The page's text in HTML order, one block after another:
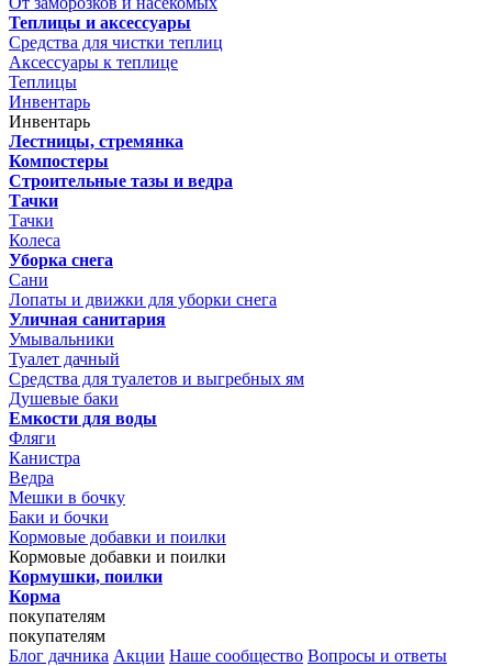
Теплицы и аксессуары
Средства для чистки теплиц
Аксессуары к теплице
Теплицы
Инвентарь
Инвентарь
Лестницы, стремянка
Компостеры
Строительные тазы и ведра
Тачки
Тачки
Колеса
Уборка снега
Сани
Лопаты и движки для уборки снега
Уличная санитария
Умывальники
Туалет дачный
Средства для туалетов и выгребных ям
Душевые баки
Емкости для воды
Фляги
Канистра
Ведра
Мешки в бочку
Баки и бочки
Кормовые добавки и поилки
Кормовые добавки и поилки
Кормушки, поилки
Корма
покупателям
покупателям
Блог дачника Акции Наше сообщество Вопросы и ответы